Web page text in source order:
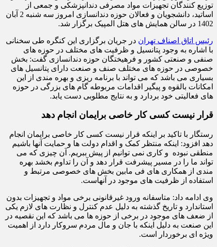
توزیع کنندگان تجهیزات مواد مصرفی دندانپزشکی و جمعی از
اساتید، دانشجویان و فعالان حوزه دندانسازی امروز سه شنبه 2 آبان
1402 در سالن همایش های هتل المپیک برگزار شد.
رئیس اتاق اصناف تهران در جریان برگزاری این کنگره طی سخنانی
با اشاره به وجود پتانسیل و ظرفیت های مختلف در حوزه های
صنفی و صنعتی کشور و فرهیختگان حوزه دندانسازی گفت: بخش
خصوصی در حوزه های مختلف صنف و صنعت دارای پتانسیل های
بسیاری می باشد که می تواند با برنامه ریزی و بهره مندی از این
امکانات بالقوه و پیگیر اقدامات مربوطه گام های بزرگی در حوزه
های فعالیتی خود بردارد و به نتایج مطلوبی دست یابد.
قرار نیست کسی کار خاصی برایمان انجام دهد
رستگار با تاکید بر اینکه قرار نیست کسی کار خاصی برایمان انجام
دهد افزود: اینکه منتظر کمک و اقدام دولت ها و حمایت آنها باشیم
منطقی نبوده و کاری نمی توانیم از پیش ببریم. آن چیزی که می
تواند ما را در مسیر پیشرفت قرار دهد و آن را تداوم بخشد بهره
مندی از همکاری های فی مابین بخش های خصوصی مرتبط و
استفاده از ظرفیت های موجود در آنهاست.
وی ادامه داد: متاسفانه ورود غیرقانونی برخی مواد و تجهیزات بدون
استاندارد و تاریخ گذشته به دلیل عدم کنترل و نظارت های لازم یکی
از ضعف های موجود در برخی از حوزه ها می باشد که این نقصیه در
این صنعت به دلیل اینکه با جان و مال مردم سروکار دارد از اهمیت
ویژه ای برخوردار است.